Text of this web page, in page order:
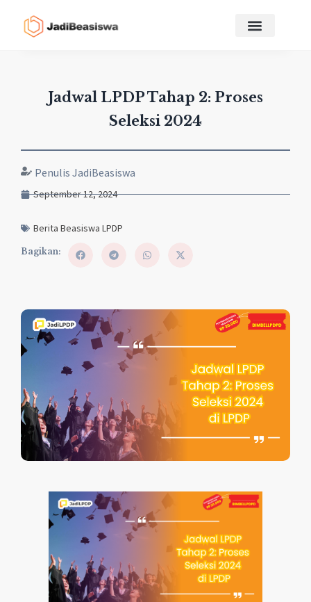
Penulis JadiBeasiswa
September 12, 2024
Berita Beasiswa LPDP
Bagikan:
Jadwal LPDP Tahap 2: Proses
Seleksi 2024